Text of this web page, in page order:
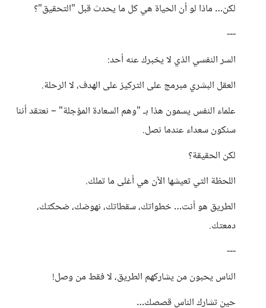
لكن… ماذا لو أن الحياة هي كل ما يحدث قبل "التحقيق"؟
---
السر النفسي الذي لا يخبرك عنه أحد:
العقل البشري مبرمج على التركيز على الهدف، لا الرحلة.
علماء النفس يسمون هذا بـ "وهم السعادة المؤجلة" – نعتقد أننا
سنكون سعداء عندما نصل.
لكن الحقيقة؟
اللحظة التي تعيشها الآن هي أغلى ما تملك.
الطريق هو أنت… خطواتك، سقطاتك، نهوضك، ضحكتك،
دمعتك.
---
الناس يحبون من يشاركهم الطريق، لا فقط من وصل!
حين تشارك الناس قصصك…